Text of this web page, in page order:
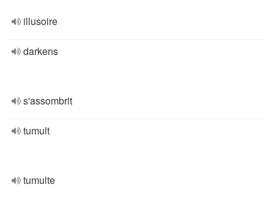
illusoire
darkens
s'assombrit
tumult
tumulte